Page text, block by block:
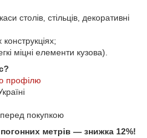
столів, стільців, декоративні
міцні елементи кузова).
профілю
перед покупкою
метрів — знижка 12%!